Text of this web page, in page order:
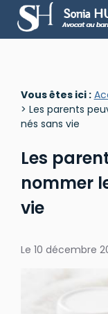
Vous êtes ici :
> Les parents
nés sans vie
Les
nommer
vie
Le 10 décembre
Panneau de gestion